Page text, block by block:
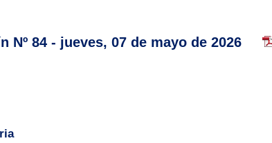
Nº 84 - jueves, 07 de mayo de 2026